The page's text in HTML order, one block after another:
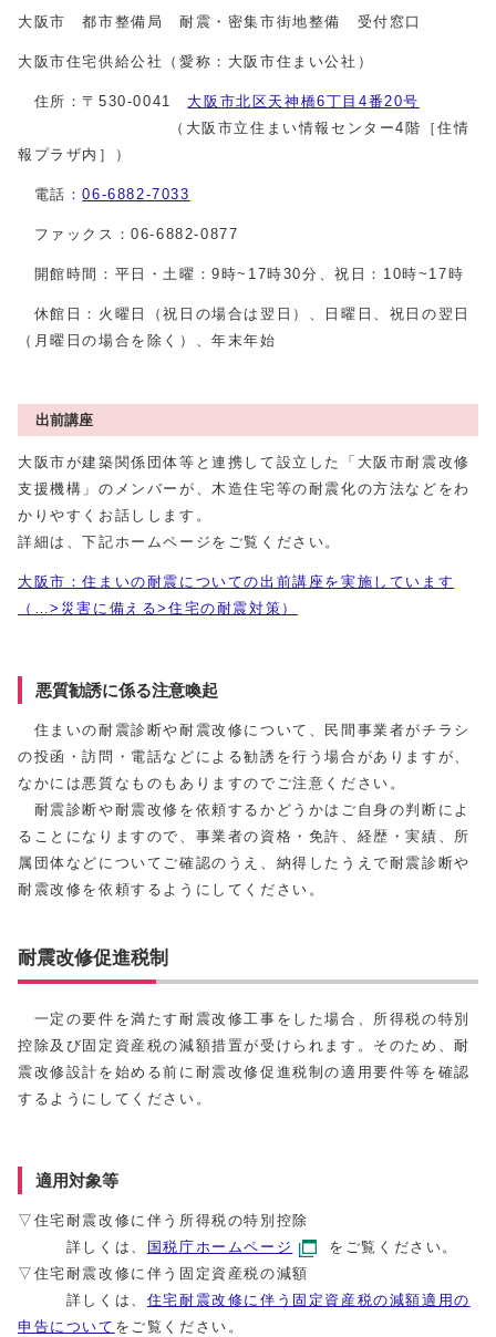
大阪市 都市整備局 耐震・密集市街地整備 受付窓口
大阪市住宅供給公社（愛称：大阪市住まい公社）
住所：〒530-0041 大阪市北区天神橋6丁目4番20号
（大阪市立住まい情報センター4階［住情
報プラザ内］）
電話：06-6882-7033
ファックス：06-6882-0877
開館時間：平日・土曜：9時~17時30分、祝日：10時~17時
休館日：火曜日（祝日の場合は翌日）、日曜日、祝日の翌日
（月曜日の場合を除く）、年末年始
出前講座
大阪市が建築関係団体等と連携して設立した「大阪市耐震改修
支援機構」のメンバーが、木造住宅等の耐震化の方法などをわ
かりやすくお話しします。
詳細は、下記ホームページをご覧ください。
大阪市：住まいの耐震についての出前講座を実施しています
（…>災害に備える>住宅の耐震対策）
悪質勧誘に係る注意喚起
住まいの耐震診断や耐震改修について、民間事業者がチラシ
の投函・訪問・電話などによる勧誘を行う場合がありますが、
なかには悪質なものもありますのでご注意ください。
耐震診断や耐震改修を依頼するかどうかはご自身の判断によ
ることになりますので、事業者の資格・免許、経歴・実績、所
属団体などについてご確認のうえ、納得したうえで耐震診断や
耐震改修を依頼するようにしてください。
耐震改修促進税制
一定の要件を満たす耐震改修工事をした場合、所得税の特別
控除及び固定資産税の減額措置が受けられます。そのため、耐
震改修設計を始める前に耐震改修促進税制の適用要件等を確認
するようにしてください。
適用対象等
▽住宅耐震改修に伴う所得税の特別控除
詳しくは、
国税庁ホームページ
をご覧ください。
▽住宅耐震改修に伴う固定資産税の減額
詳しくは、 住宅耐震改修に伴う固定資産税の減額適用の
申告について をご覧ください。